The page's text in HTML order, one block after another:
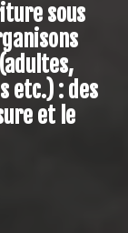
sous
etc.) : des
et le